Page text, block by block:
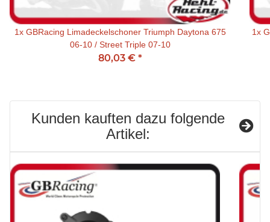
1x GBRacing Limadeckelschoner Triumph Daytona 675
06-10 / Street Triple 07-10
80,03 € *
1x
Kunden kauften dazu folgende
Artikel: